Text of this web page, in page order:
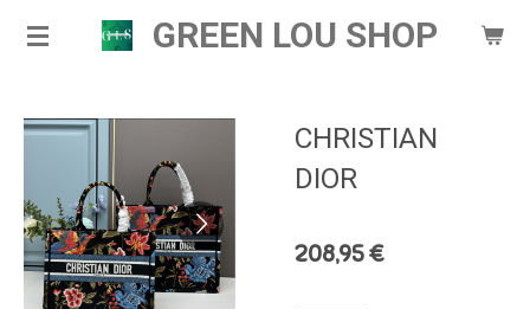
Passer
principal
GREEN LOU SHOP
CHRISTIAN
DIOR
208,95 €